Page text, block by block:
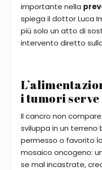
importante nella
spiega il dottor Luca
più solo un atto di
intervento diretto
i tumori serve
Il cancro non compare
sviluppa in un terreno
permesso o favorito
mosaico oncogeno:
se mal incastrate,